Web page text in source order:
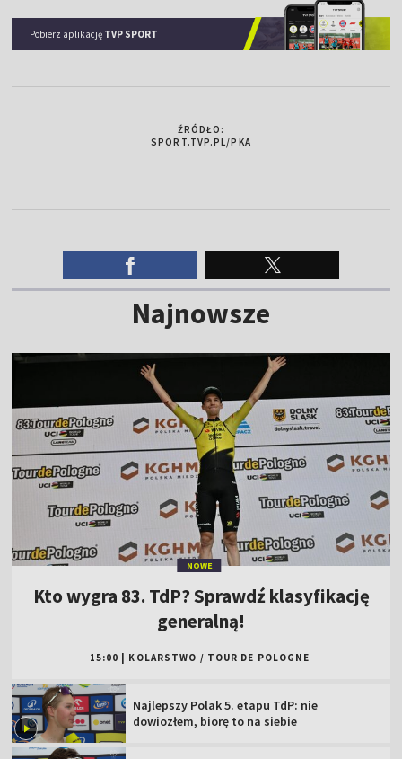
Pobierz aplikację TVP SPORT
ŹRÓDŁO:
SPORT.TVP.PL/PKA
Najnowsze
NOWE
Kto wygra 83. TdP? Sprawdź klasyfikację
generalną!
15:00 KOLARSTWO / TOUR DE POLOGNE
Najlepszy Polak 5. etapu TdP: nie
dowiozłem, biorę to na siebie